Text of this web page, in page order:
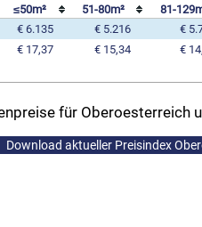
≤50m² 51-80m²
81-
€ 6.135 € 5.216
€
€ 17,37 € 15,34 €
für Oberoesterreich
Download aktueller Preisindex